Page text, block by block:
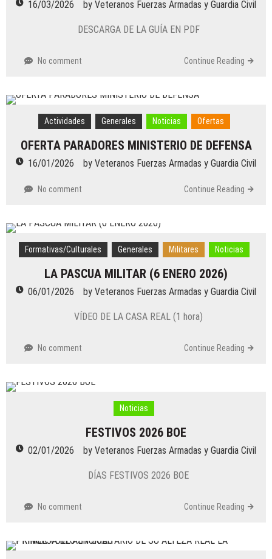
16/03/2026 by Veteranos Fuerzas Armadas y Guardia Civil
DESCARGA DE LA GUÍA EN PDF
No comment Continue Reading
Actividades Generales Noticias Ofertas
OFERTA PARADORES MINISTERIO DE DEFENSA
16/01/2026 by Veteranos Fuerzas Armadas y Guardia Civil
No comment Continue Reading
Formativas/Culturales Generales Militares Noticias
LA PASCUA MILITAR (6 ENERO 2026)
06/01/2026 by Veteranos Fuerzas Armadas y Guardia Civil
VÍDEO DE LA CASA REAL (1 hora)
No comment Continue Reading
Noticias
FESTIVOS 2026 BOE
02/01/2026 by Veteranos Fuerzas Armadas y Guardia Civil
DÍAS FESTIVOS 2026 BOE
No comment Continue Reading